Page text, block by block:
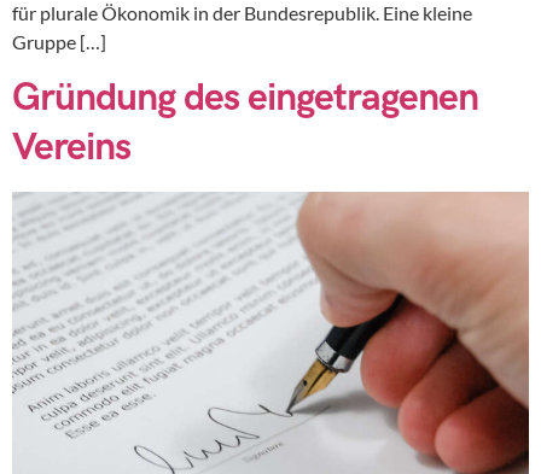
für plurale Ökonomik in der Bundesrepublik. Eine kleine
Gruppe […]
Gründung des eingetragenen
Vereins